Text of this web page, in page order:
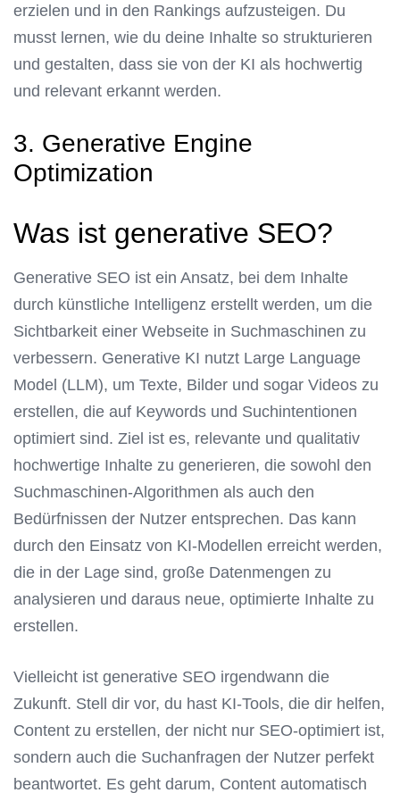
erzielen und in den Rankings aufzusteigen. Du
musst lernen, wie du deine Inhalte so strukturieren
und gestalten, dass sie von der KI als hochwertig
und relevant erkannt werden.
3. Generative Engine
Optimization
Was ist generative SEO?
Generative SEO ist ein Ansatz, bei dem Inhalte
durch künstliche Intelligenz erstellt werden, um die
Sichtbarkeit einer Webseite in Suchmaschinen zu
verbessern. Generative KI nutzt Large Language
Model (LLM), um Texte, Bilder und sogar Videos zu
erstellen, die auf Keywords und Suchintentionen
optimiert sind. Ziel ist es, relevante und qualitativ
hochwertige Inhalte zu generieren, die sowohl den
Suchmaschinen-Algorithmen als auch den
Bedürfnissen der Nutzer entsprechen. Das kann
durch den Einsatz von KI-Modellen erreicht werden,
die in der Lage sind, große Datenmengen zu
analysieren und daraus neue, optimierte Inhalte zu
erstellen.
Vielleicht ist generative SEO irgendwann die
Zukunft. Stell dir vor, du hast KI-Tools, die dir helfen,
Content zu erstellen, der nicht nur SEO-optimiert ist,
sondern auch die Suchanfragen der Nutzer perfekt
beantwortet. Es geht darum, Content automatisch